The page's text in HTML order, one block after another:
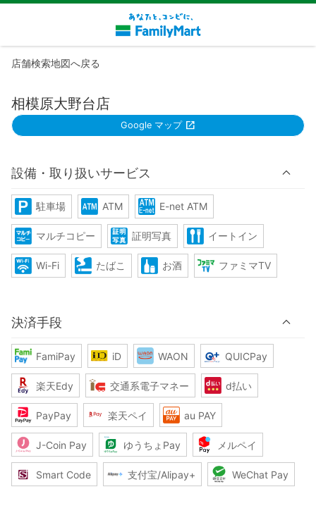
店舗検索地図へ戻る
相模原大野台店
Google マップ
設備・取り扱いサービス
駐車場 ATM E-net ATM
マルチコピー 証明写真 イートイン
Wi-Fi たばこ お酒 ファミマTV
決済手段
FamiPay iD WAON QUICPay
楽天Edy 交通系電子マネー d払い
PayPay 楽天ペイ au PAY
J-Coin Pay ゆうちょPay メルペイ
Smart Code 支付宝/Alipay+ WeChat Pay